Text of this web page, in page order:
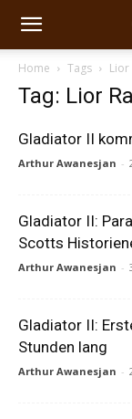
Home Tags Lior
Tag: Lior
Gladiator II
Arthur Awanesjan -
Gladiator II:
Scotts
Arthur Awanesjan -
Gladiator II:
Stunden lang
Arthur Awanesjan -